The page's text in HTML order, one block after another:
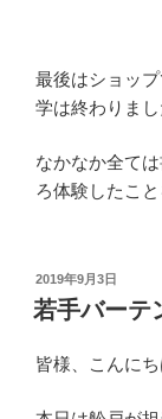
最後はショッ
学は終わりまし
なかなか全て
ろ体験したこ
投
稿
日:
2019年9月3日
若手バーテ
皆様、こんにち